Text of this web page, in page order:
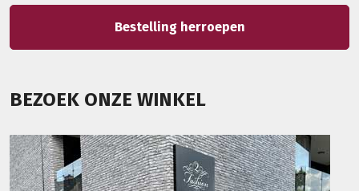
Bestelling herroepen
BEZOEK ONZE WINKEL